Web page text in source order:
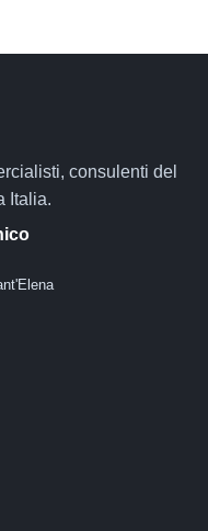
consulenti del
Italia.